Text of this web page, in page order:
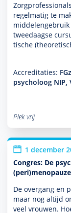
regelmatig te
mid­delen­ge­bruik
tweedaagse
tische
Accreditaties:
psycholoog NIP,
Plek vrij
1 december
Congres: De
(peri)menopauze
De overgang en
maar nog altijd
veel vrouwen.